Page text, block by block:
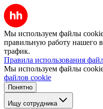
Мы используем файлы
правильную работу нашего
трафик.
Правила использования
Мы используем файлы
файлов cookie
Понятно
Ищу сотрудника